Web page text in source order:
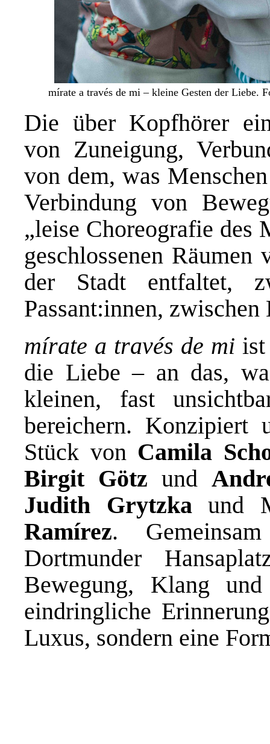
mírate a través de mi – kleine Gesten der Liebe.
Die über Kopfhörer
von Zuneigung,
von dem, was
Verbindung von
„leise Choreografie des
geschlossenen
der Stadt entfaltet,
Passant:innen,
mírate a través de mi
die Liebe – an das,
kleinen, fast
bereichern. Konzipiert
Stück von Camila
Birgit Götz und
Judith Grytzkaund
Ramírez.
Dortmunder
Bewegung, Klang
eindringliche
Luxus, sondern eine